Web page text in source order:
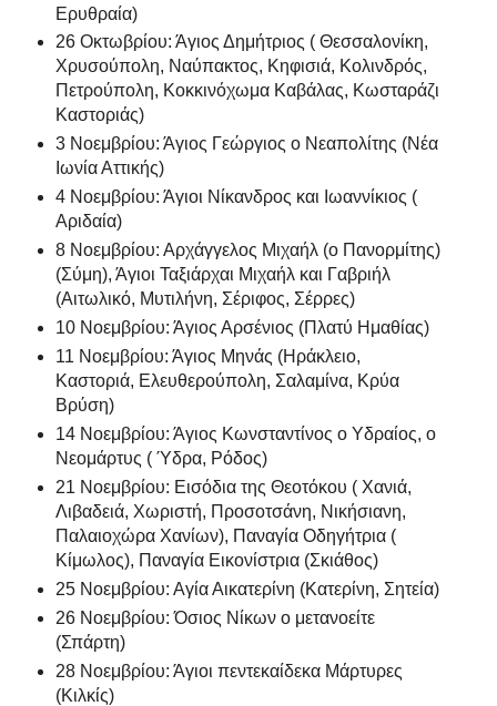
Ερυθραία)
26 Οκτωβρίου: Άγιος Δημήτριος ( Θεσσαλονίκη,
Χρυσούπολη, Ναύπακτος, Κηφισιά, Κολινδρός,
Πετρούπολη, Κοκκινόχωμα Καβάλας, Κωσταράζι
Καστοριάς)
3 Νοεμβρίου: Άγιος Γεώργιος ο Νεαπολίτης (Νέα
Ιωνία Αττικής)
4 Νοεμβρίου: Άγιοι Νίκανδρος και Ιωαννίκιος (
Αριδαία)
8 Νοεμβρίου: Αρχάγγελος Μιχαήλ (ο Πανορμίτης)
(Σύμη), Άγιοι Ταξιάρχαι Μιχαήλ και Γαβριήλ
(Αιτωλικό, Μυτιλήνη, Σέριφος, Σέρρες)
10 Νοεμβρίου: Άγιος Αρσένιος (Πλατύ Ημαθίας)
11 Νοεμβρίου: Άγιος Μηνάς (Ηράκλειο,
Καστοριά, Ελευθερούπολη, Σαλαμίνα, Κρύα
Βρύση)
14 Νοεμβρίου: Άγιος Κωνσταντίνος ο Υδραίος, ο
Νεομάρτυς ( Ύδρα, Ρόδος)
21 Νοεμβρίου: Εισόδια της Θεοτόκου ( Χανιά,
Λιβαδειά, Χωριστή, Προσοτσάνη, Νικήσιανη,
Παλαιοχώρα Χανίων), Παναγία Οδηγήτρια (
Κίμωλος), Παναγία Εικονίστρια (Σκιάθος)
25 Νοεμβρίου: Αγία Αικατερίνη (Κατερίνη, Σητεία)
26 Νοεμβρίου: Όσιος Νίκων ο μετανοείτε
(Σπάρτη)
28 Νοεμβρίου: Άγιοι πεντεκαίδεκα Μάρτυρες
(Κιλκίς)